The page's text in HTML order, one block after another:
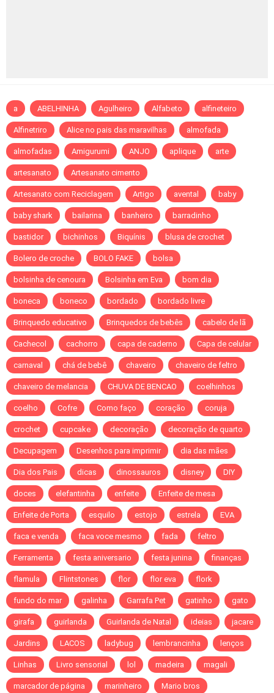
a ABELHINHA Agulheiro Alfabeto alfineteiro
Alfinetriro Alice no pais das maravilhas almofada
almofadas Amigurumi ANJO aplique arte
artesanato Artesanato cimento
Artesanato com Reciclagem Artigo avental baby
baby shark bailarina banheiro barradinho
bastidor bichinhos Biquínis blusa de crochet
Bolero de croche BOLO FAKE bolsa
bolsinha de cenoura Bolsinha em Eva bom dia
boneca boneco bordado bordado livre
Brinquedo educativo Brinquedos de bebês cabelo de lã
Cachecol cachorro capa de caderno Capa de celular
carnaval chá de bebê chaveiro chaveiro de feltro
chaveiro de melancia CHUVA DE BENCAO coelhinhos
coelho Cofre Como faço coração coruja
crochet cupcake decoração decoração de quarto
Decupagem Desenhos para imprimir dia das mães
Dia dos Pais dicas dinossauros disney DIY
doces elefantinha enfeite Enfeite de mesa
Enfeite de Porta esquilo estojo estrela EVA
faca e venda faca voce mesmo fada feltro
Ferramenta festa aniversario festa junina finanças
flamula Flintstones flor flor eva flork
fundo do mar galinha Garrafa Pet gatinho gato
girafa guirlanda Guirlanda de Natal ideias jacare
Jardins LACOS ladybug lembrancinha lenços
Linhas Livro sensorial lol madeira magali
marcador de página marinheiro Mario bros